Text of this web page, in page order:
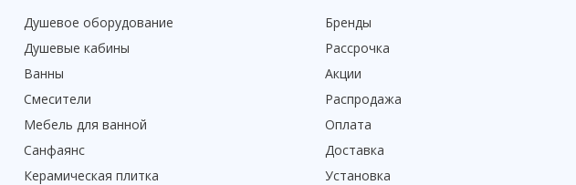
Душевое оборудование
Душевые кабины
Ванны
Смесители
Мебель для ванной
Санфаянс
Керамическая плитка
Бренды
Рассрочка
Акции
Распродажа
Оплата
Доставка
Установка